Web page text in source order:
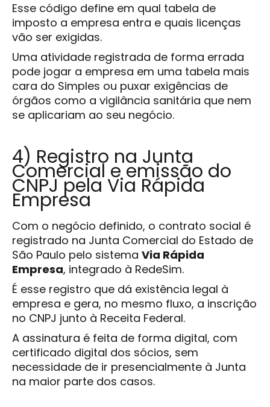
Esse código define em qual tabela de
imposto a empresa entra e quais licenças
vão ser exigidas.
Uma atividade registrada de forma errada
pode jogar a empresa em uma tabela mais
cara do Simples ou puxar exigências de
órgãos como a vigilância sanitária que nem
se aplicariam ao seu negócio.
4) Registro na Junta
Comercial e emissão do
CNPJ pela Via Rápida
Empresa
Com o negócio definido, o contrato social é
registrado na Junta Comercial do Estado de
São Paulo pelo sistema Via Rápida
Empresa, integrado à RedeSim.
É esse registro que dá existência legal à
empresa e gera, no mesmo fluxo, a inscrição
no CNPJ junto à Receita Federal.
A assinatura é feita de forma digital, com
certificado digital dos sócios, sem
necessidade de ir presencialmente à Junta
na maior parte dos casos.